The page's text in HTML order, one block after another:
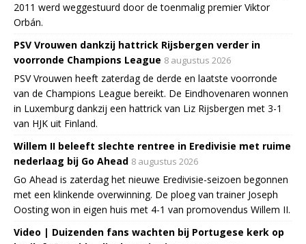
2011 werd weggestuurd door de toenmalig premier Viktor
Orbán.
PSV Vrouwen dankzij hattrick Rijsbergen verder in
voorronde Champions League 8 augustus 2026
PSV Vrouwen heeft zaterdag de derde en laatste voorronde
van de Champions League bereikt. De Eindhovenaren wonnen
in Luxemburg dankzij een hattrick van Liz Rijsbergen met 3-1
van HJK uit Finland.
Willem II beleeft slechte rentree in Eredivisie met ruime
nederlaag bij Go Ahead 8 augustus 2026
Go Ahead is zaterdag het nieuwe Eredivisie-seizoen begonnen
met een klinkende overwinning. De ploeg van trainer Joseph
Oosting won in eigen huis met 4-1 van promovendus Willem II.
Video | Duizenden fans wachten bij Portugese kerk op